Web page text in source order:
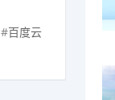
#百度云